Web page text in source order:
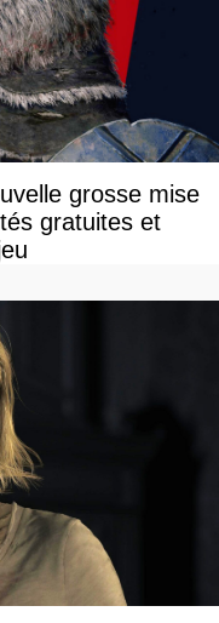
grosse mise
gratuites et